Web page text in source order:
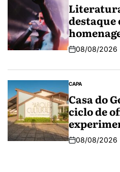
destaque
08/08/2026
CAPA
Casa do
ciclo de
08/08/2026